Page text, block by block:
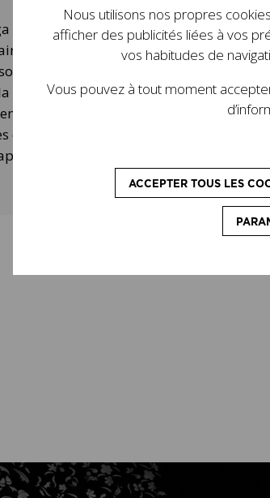
Museoa a mis en place un ambitieux
connaître la vie et le travail de
importance dans l'histoire de la
contemporanéité de son legs. D’autres
compléter le programme : des
ou des ateliers pédagogiques, destinés
la vision du couturier.
Nous utilisons nos propres
afficher des publicités liées à vos
vos habitudes de
Vous pouvez à tout moment
ACCEPTER TOUS LES